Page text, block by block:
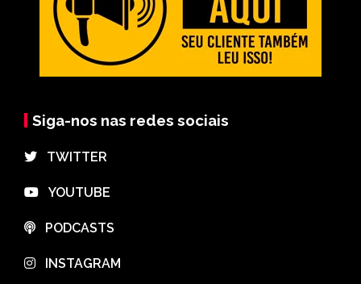
Siga-nos nas redes sociais
⠀TWITTER
⠀YOUTUBE
⠀PODCASTS
⠀INSTAGRAM